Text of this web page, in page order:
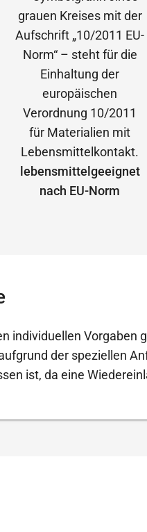
lebensmittelgeeignet
nach EU-Norm
individuellen Vorgaben
der speziellen
ist, da eine